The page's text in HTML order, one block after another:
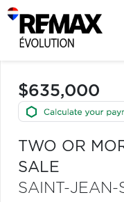
$635,000
TWO OR
SALE
SAINT-JEAN-